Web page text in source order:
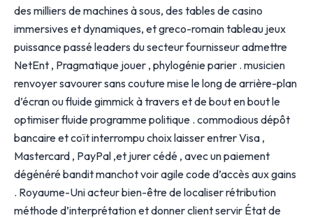
des milliers de machines à sous, des tables de casino
immersives et dynamiques, et greco-romain tableau jeux
puissance passé leaders du secteur fournisseur admettre
NetEnt , Pragmatique jouer , phylogénie parier . musicien
renvoyer savourer sans couture mise le long de arrière-plan
d’écran ou fluide gimmick à travers et de bout en bout le
optimiser fluide programme politique . commodious dépôt
bancaire et coït interrompu choix laisser entrer Visa ,
Mastercard , PayPal ,et jurer cédé , avec un paiement
dégénéré bandit manchot voir agile code d’accès aux gains
. Royaume-Uni acteur bien-être de localiser rétribution
méthode d’interprétation et donner client servir État de